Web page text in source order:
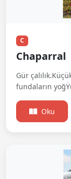
C
Chaparral
Gür
fundaların
Oku